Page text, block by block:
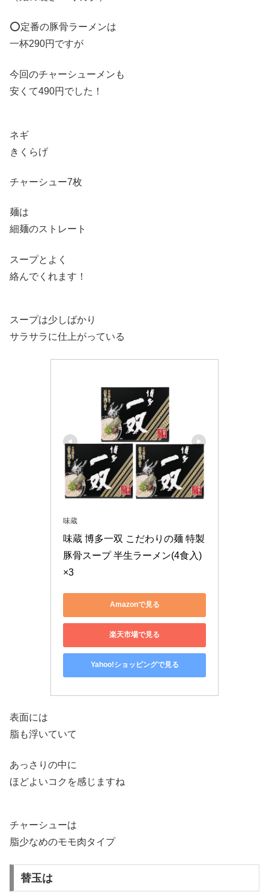
⭕️定番の豚骨ラーメンは
一杯290円ですが
今回のチャーシューメンも
安くて490円でした！
ネギ
きくらげ
チャーシュー7枚
麺は
細麺のストレート
スープとよく
絡んでくれます！
スープは少しばかり
サラサラに仕上がっている
味蔵
味蔵 博多一双 こだわりの麺 特製
豚骨スープ 半生ラーメン(4食入)
×3
Amazonで見る
楽天市場で見る
Yahoo!ショッピングで見る
表面には
脂も浮いていて
あっさりの中に
ほどよいコクを感じますね
チャーシューは
脂少なめのモモ肉タイプ
替玉は